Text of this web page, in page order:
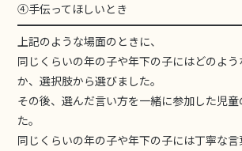
④手伝ってほしいとき
上記のような場面のときに、
同じくらいの年の子や年下の子にはどのよ
か、選択肢から選びました。
その後、選んだ言い方を一緒に参加した児
た。
同じくらいの年の子や年下の子には丁寧な